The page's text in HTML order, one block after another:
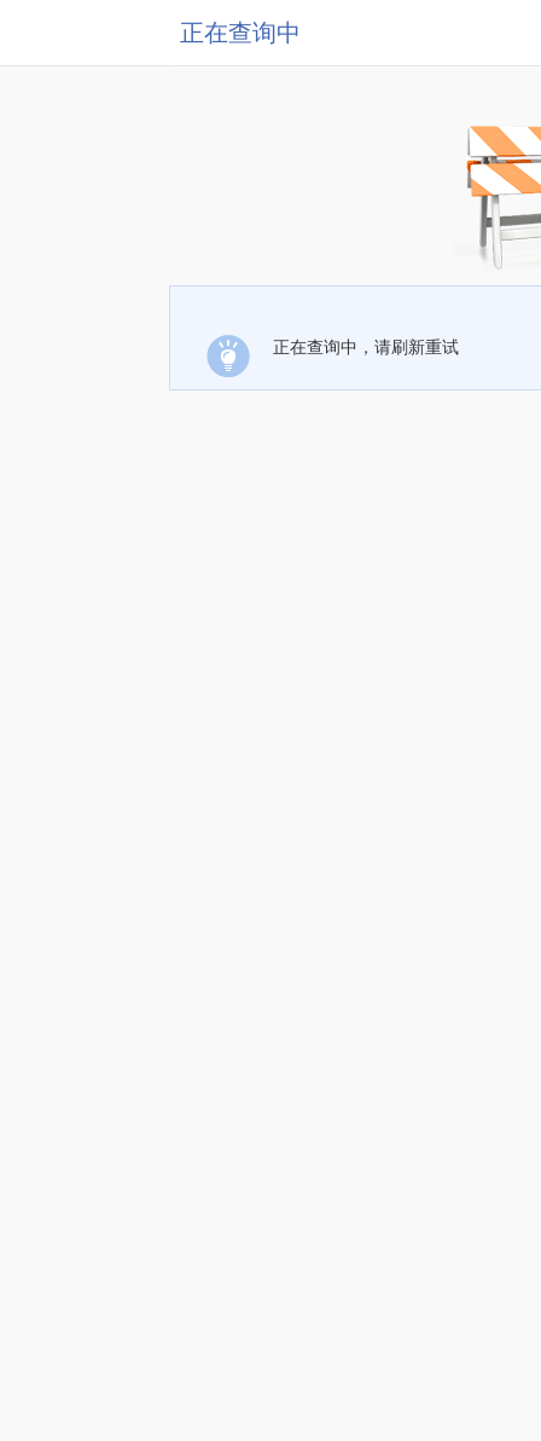
正在查询中
正在查询中，请刷新重试